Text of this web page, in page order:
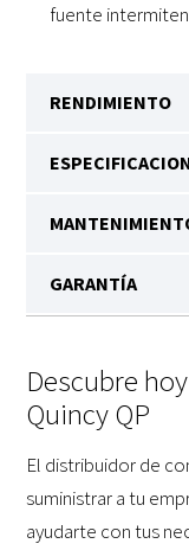
fuente
Descubre
Quincy QP
El distribuidor de
suministrar a tu
ayudarte con tus